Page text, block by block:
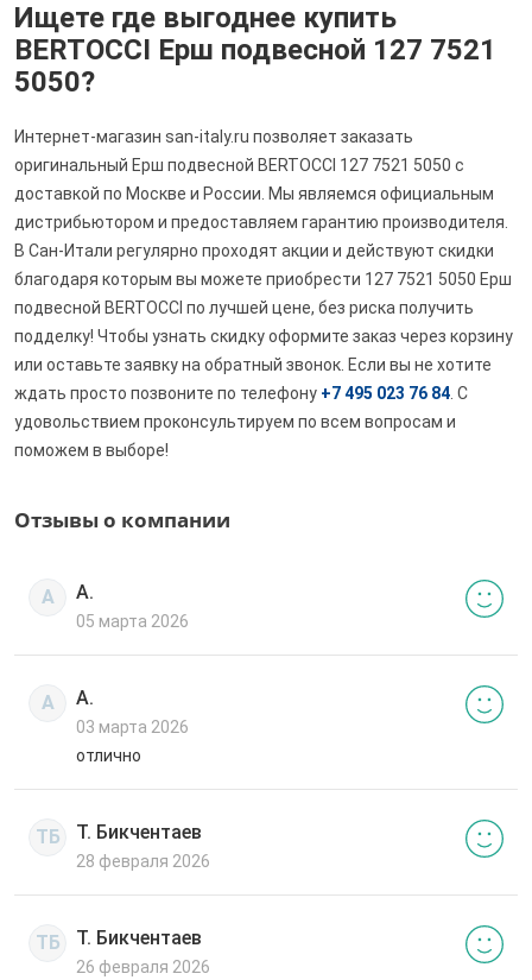
Ищете где выгоднее купить
BERTOCCI Ерш подвесной 127 7521
5050?
Интернет-магазин san-italy.ru позволяет заказать
оригинальный Ерш подвесной BERTOCCI 127 7521 5050 с
доставкой по Москве и России. Мы являемся официальным
дистрибьютором и предоставляем гарантию производителя.
В Сан-Итали регулярно проходят акции и действуют скидки
благодаря которым вы можете приобрести 127 7521 5050 Ерш
подвесной BERTOCCI по лучшей цене, без риска получить
подделку! Чтобы узнать скидку оформите заказ через корзину
или оставьте заявку на обратный звонок. Если вы не хотите
ждать просто позвоните по телефону +7 495 023 76 84 . С
удовольствием проконсультируем по всем вопросам и
поможем в выборе!
Отзывы о компании
А А.
05 марта 2026
А А.
03 марта 2026
отлично
ТБ Т. Бикчентаев
28 февраля 2026
ТБ Т. Бикчентаев
26 февраля 2026